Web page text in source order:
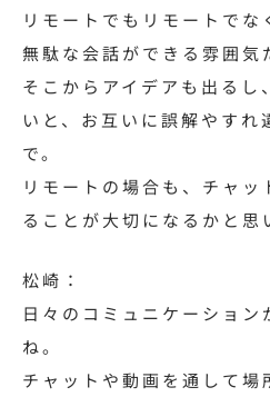
リモートでもリモートでな
無駄な会話ができる雰囲気
そこからアイデアも出るし
いと、お互いに誤解やすれ
で。
リモートの場合も、チャッ
ることが大切になるかと思
松崎：
日々のコミュニケーション
ね。
チャットや動画を通して場